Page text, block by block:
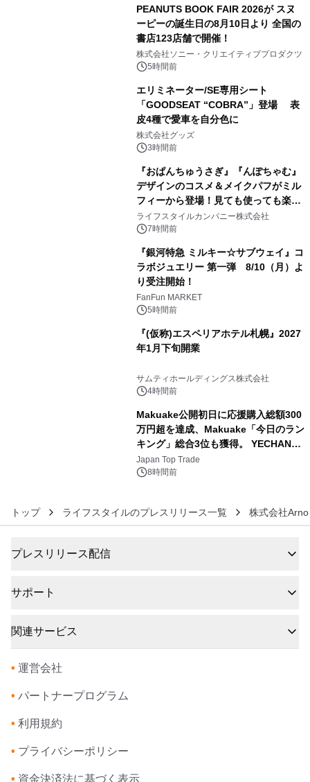
PEANUTS BOOK FAIR 2026が スヌ
ーピーの誕生日の8月10日より 全国の
書店123店舗で開催！
株式会社ソニー・クリエイティブプロダクツ
5時間前
エリミネーター/SE専用シート
「GOODSEAT “COBRA”」登場 表
皮4種で愛車を自分色に
株式会社グッズ
3時間前
『おぱんちゅうさぎ』『んぽちゃむ』
デザインのコスメ＆メイクパフがミル
フィーから登場！見ても使っても楽し
い、ポップでキュートなコレクショ
ン。
ライフスタイルカンパニー株式会社
7時間前
『銀河特急 ミルキー☆サブウェイ』コ
ラボジュエリー 第一弾 8/10（月）よ
り受注開始！
FanFun MARKET
5時間前
『(仮称)エスペリアホテル札幌』2027
年1月下旬開業
サムティホールディングス株式会社
4時間前
Makuake公開初日に応援購入総額300
万円超を達成、Makuake「今日のラン
キング」総合3位も獲得。 YECHAN音
浴シンギングボウル第2弾の大型サイ
ズ（XL・2XL・3XL）を先行販売中
Japan Top Trade
8時間前
トップ ライフスタイルのプレスリリース一覧 株式会社Arno
プレスリリース配信
サポート
関連サービス
• 運営会社
• パートナープログラム
• 利用規約
• プライバシーポリシー
• 資金決済法に基づく表示